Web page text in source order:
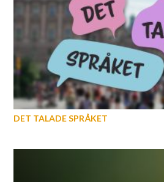
DET TALADE SPRÅKET